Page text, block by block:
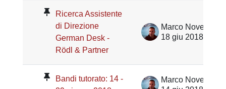
Ricerca Assistente
di Direzione
German Desk -
Rödl & Partner
Marco Noventa
18 giu 2018
Bandi tutorato: 14 -
Marco Noventa